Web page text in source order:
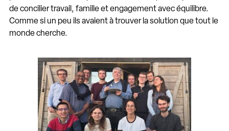
de concilier travail, famille et engagement avec équilibre.
Comme si un peu ils avaient à trouver la solution que tout le
monde cherche.